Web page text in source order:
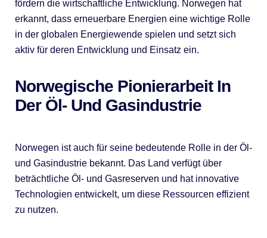
fördern die wirtschaftliche Entwicklung. Norwegen hat
erkannt, dass erneuerbare Energien eine wichtige Rolle
in der globalen Energiewende spielen und setzt sich
aktiv für deren Entwicklung und Einsatz ein.
Norwegische Pionierarbeit In
Der Öl- Und Gasindustrie
Norwegen ist auch für seine bedeutende Rolle in der Öl-
und Gasindustrie bekannt. Das Land verfügt über
beträchtliche Öl- und Gasreserven und hat innovative
Technologien entwickelt, um diese Ressourcen effizient
zu nutzen.